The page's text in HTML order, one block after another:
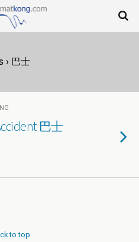
› 巴士
巴士
to top